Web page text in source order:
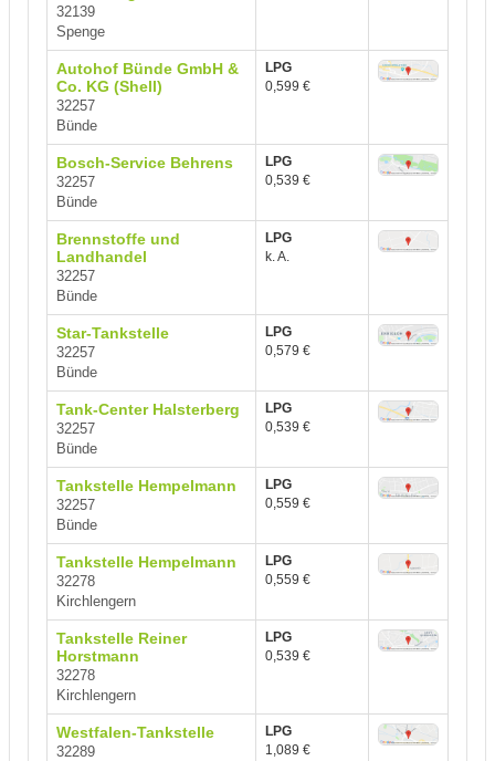
32139
Spenge
Autohof Bünde GmbH &
Co. KG (Shell)
32257
Bünde
LPG
0,599 €
Bosch-Service Behrens
32257
Bünde
LPG
0,539 €
Brennstoffe und
Landhandel
32257
Bünde
LPG
k. A.
Star-Tankstelle
32257
Bünde
LPG
0,579 €
Tank-Center Halsterberg
32257
Bünde
LPG
0,539 €
Tankstelle Hempelmann
32257
Bünde
LPG
0,559 €
Tankstelle Hempelmann
32278
Kirchlengern
LPG
0,559 €
Tankstelle Reiner
Horstmann
32278
Kirchlengern
LPG
0,539 €
Westfalen-Tankstelle
32289
LPG
1,089 €